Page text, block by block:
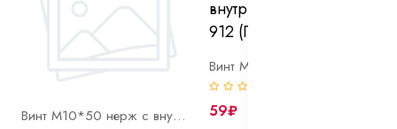
Винт М10*50 нерж с внутр. шестигр. DIN 912 A2 59₽